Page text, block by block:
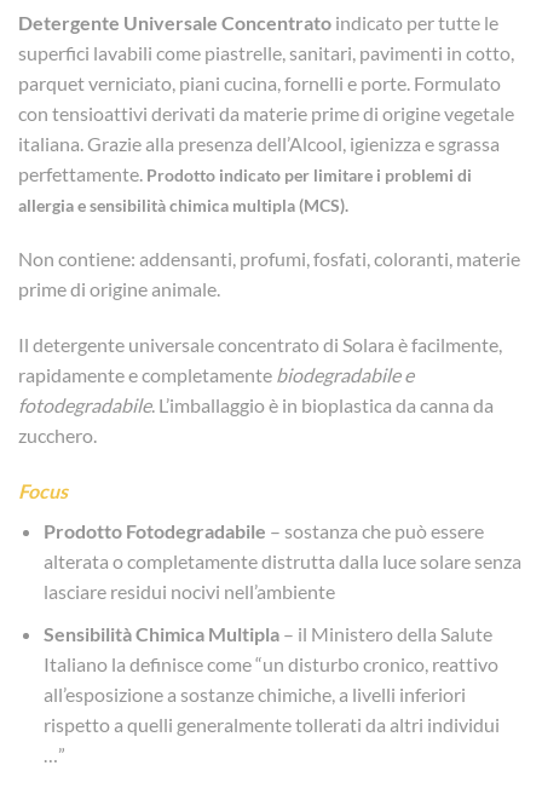
Detergente Universale Concentrato indicato per tutte le
superfici lavabili come piastrelle, sanitari, pavimenti in cotto,
parquet verniciato, piani cucina, fornelli e porte. Formulato
con tensioattivi derivati da materie prime di origine vegetale
italiana. Grazie alla presenza dell’Alcool, igienizza e sgrassa
perfettamente. Prodotto indicato per limitare i problemi di
allergia e sensibilità chimica multipla (MCS).
Non contiene: addensanti, profumi, fosfati, coloranti, materie
prime di origine animale.
Il detergente universale concentrato di Solara è facilmente,
rapidamente e completamente biodegradabile e
fotodegradabile. L’imballaggio è in bioplastica da canna da
zucchero.
Focus
Prodotto Fotodegradabile – sostanza che può essere
alterata o completamente distrutta dalla luce solare senza
lasciare residui nocivi nell’ambiente
Sensibilità Chimica Multipla– il Ministero della Salute
Italiano la definisce come “un disturbo cronico, reattivo
all’esposizione a sostanze chimiche, a livelli inferiori
rispetto a quelli generalmente tollerati da altri individui
…”